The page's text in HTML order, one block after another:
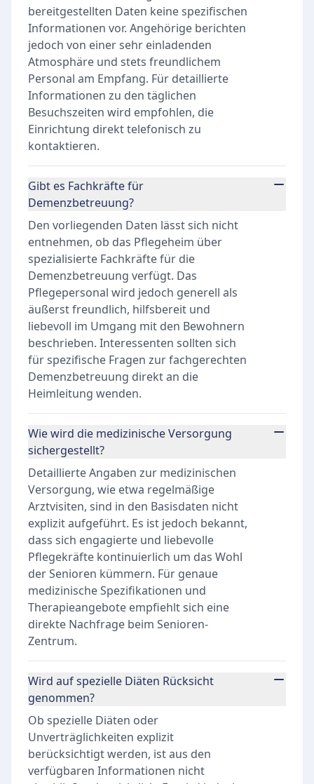
bereitgestellten Daten keine spezifischen
Informationen vor. Angehörige berichten
jedoch von einer sehr einladenden
Atmosphäre und stets freundlichem
Personal am Empfang. Für detaillierte
Informationen zu den täglichen
Besuchszeiten wird empfohlen, die
Einrichtung direkt telefonisch zu
kontaktieren.
Gibt es Fachkräfte für
Demenzbetreuung?
Den vorliegenden Daten lässt sich nicht
entnehmen, ob das Pflegeheim über
spezialisierte Fachkräfte für die
Demenzbetreuung verfügt. Das
Pflegepersonal wird jedoch generell als
äußerst freundlich, hilfsbereit und
liebevoll im Umgang mit den Bewohnern
beschrieben. Interessenten sollten sich
für spezifische Fragen zur fachgerechten
Demenzbetreuung direkt an die
Heimleitung wenden.
Wie wird die medizinische Versorgung
sichergestellt?
Detaillierte Angaben zur medizinischen
Versorgung, wie etwa regelmäßige
Arztvisiten, sind in den Basisdaten nicht
explizit aufgeführt. Es ist jedoch bekannt,
dass sich engagierte und liebevolle
Pflegekräfte kontinuierlich um das Wohl
der Senioren kümmern. Für genaue
medizinische Spezifikationen und
Therapieangebote empfiehlt sich eine
direkte Nachfrage beim Senioren-
Zentrum.
Wird auf spezielle Diäten Rücksicht
genommen?
Ob spezielle Diäten oder
Unverträglichkeiten explizit
berücksichtigt werden, ist aus den
verfügbaren Informationen nicht